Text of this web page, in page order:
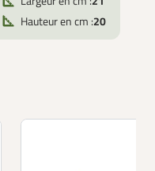
Hauteur en cm :20